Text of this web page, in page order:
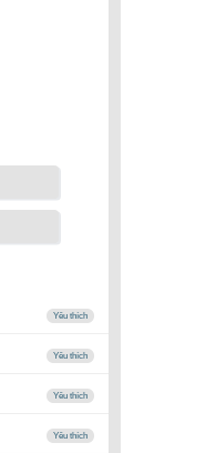
Yêu thích
Yêu thích
Yêu thích
Yêu thích